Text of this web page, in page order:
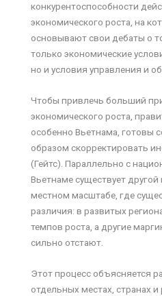
конкурентоспособности
экономического роста, на
основывают свои дебаты о
только экономические
но и условия управления и
Чтобы привлечь больший
экономического роста,
особенно Вьетнама, готовы
образом скорректировать
(Гейтс). Параллельно с
Вьетнаме существует
местном масштабе, где
различия: в развитых
темпов роста, а другие
сильно отстают.
Этот процесс объясняется
отдельных местах, странах и